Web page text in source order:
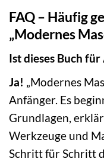
FAQ – Häufig
„Modernes
Ist dieses Buch
Ja! „Modernes
Anfänger. Es
Grundlagen,
Werkzeuge und
Schritt für Schritt